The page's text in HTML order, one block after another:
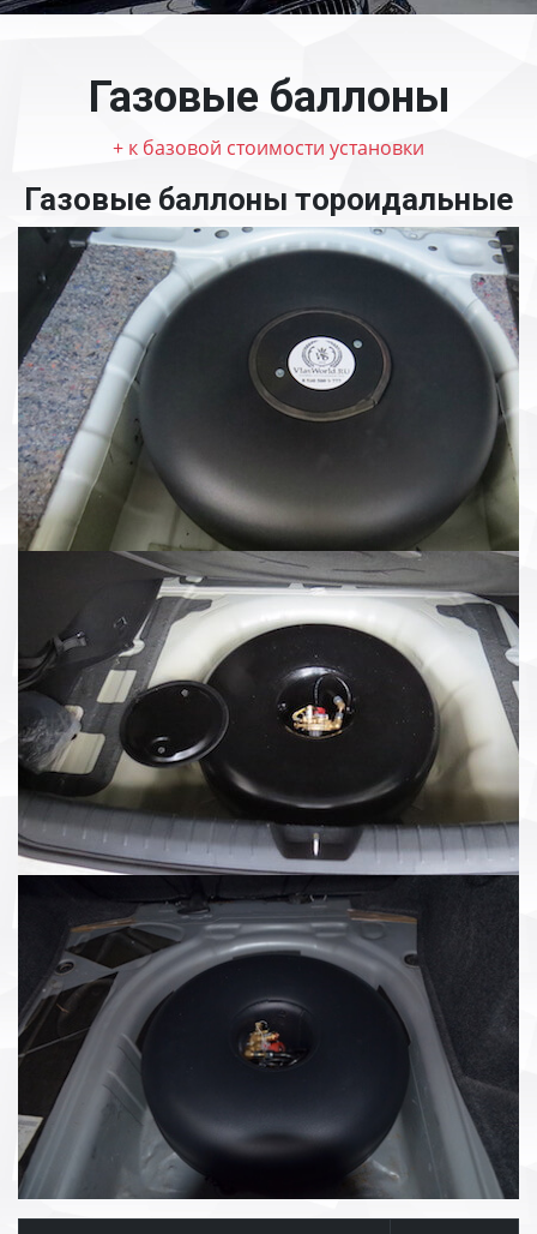
Газовые баллоны
+ к базовой стоимости установки
Газовые баллоны тороидальные